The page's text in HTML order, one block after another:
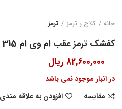
خانه کلاچ و ترمز ترمز
کفشک ترمز عقب ام وی ام 315
82,600,000 ریال
در انبار موجود نمی باشد
مقایسه
افزودن به علاقه مندی